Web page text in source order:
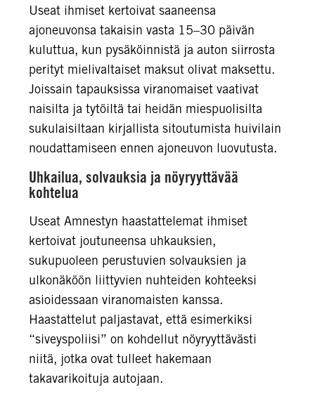
Useat ihmiset kertoivat saaneensa
ajoneuvonsa takaisin vasta 15–30 päivän
kuluttua, kun pysäköinnistä ja auton siirrosta
perityt mielivaltaiset maksut olivat maksettu.
Joissain tapauksissa viranomaiset vaativat
naisilta ja tytöiltä tai heidän miespuolisilta
sukulaisiltaan kirjallista sitoutumista huivilain
noudattamiseen ennen ajoneuvon luovutusta.
Uhkailua, solvauksia ja nöyryyttävää
kohtelua
Useat Amnestyn haastattelemat ihmiset
kertoivat joutuneensa uhkauksien,
sukupuoleen perustuvien solvauksien ja
ulkonäköön liittyvien nuhteiden kohteeksi
asioidessaan viranomaisten kanssa.
Haastattelut paljastavat, että esimerkiksi
“siveyspoliisi” on kohdellut nöyryyttävästi
niitä, jotka ovat tulleet hakemaan
takavarikoituja autojaan.